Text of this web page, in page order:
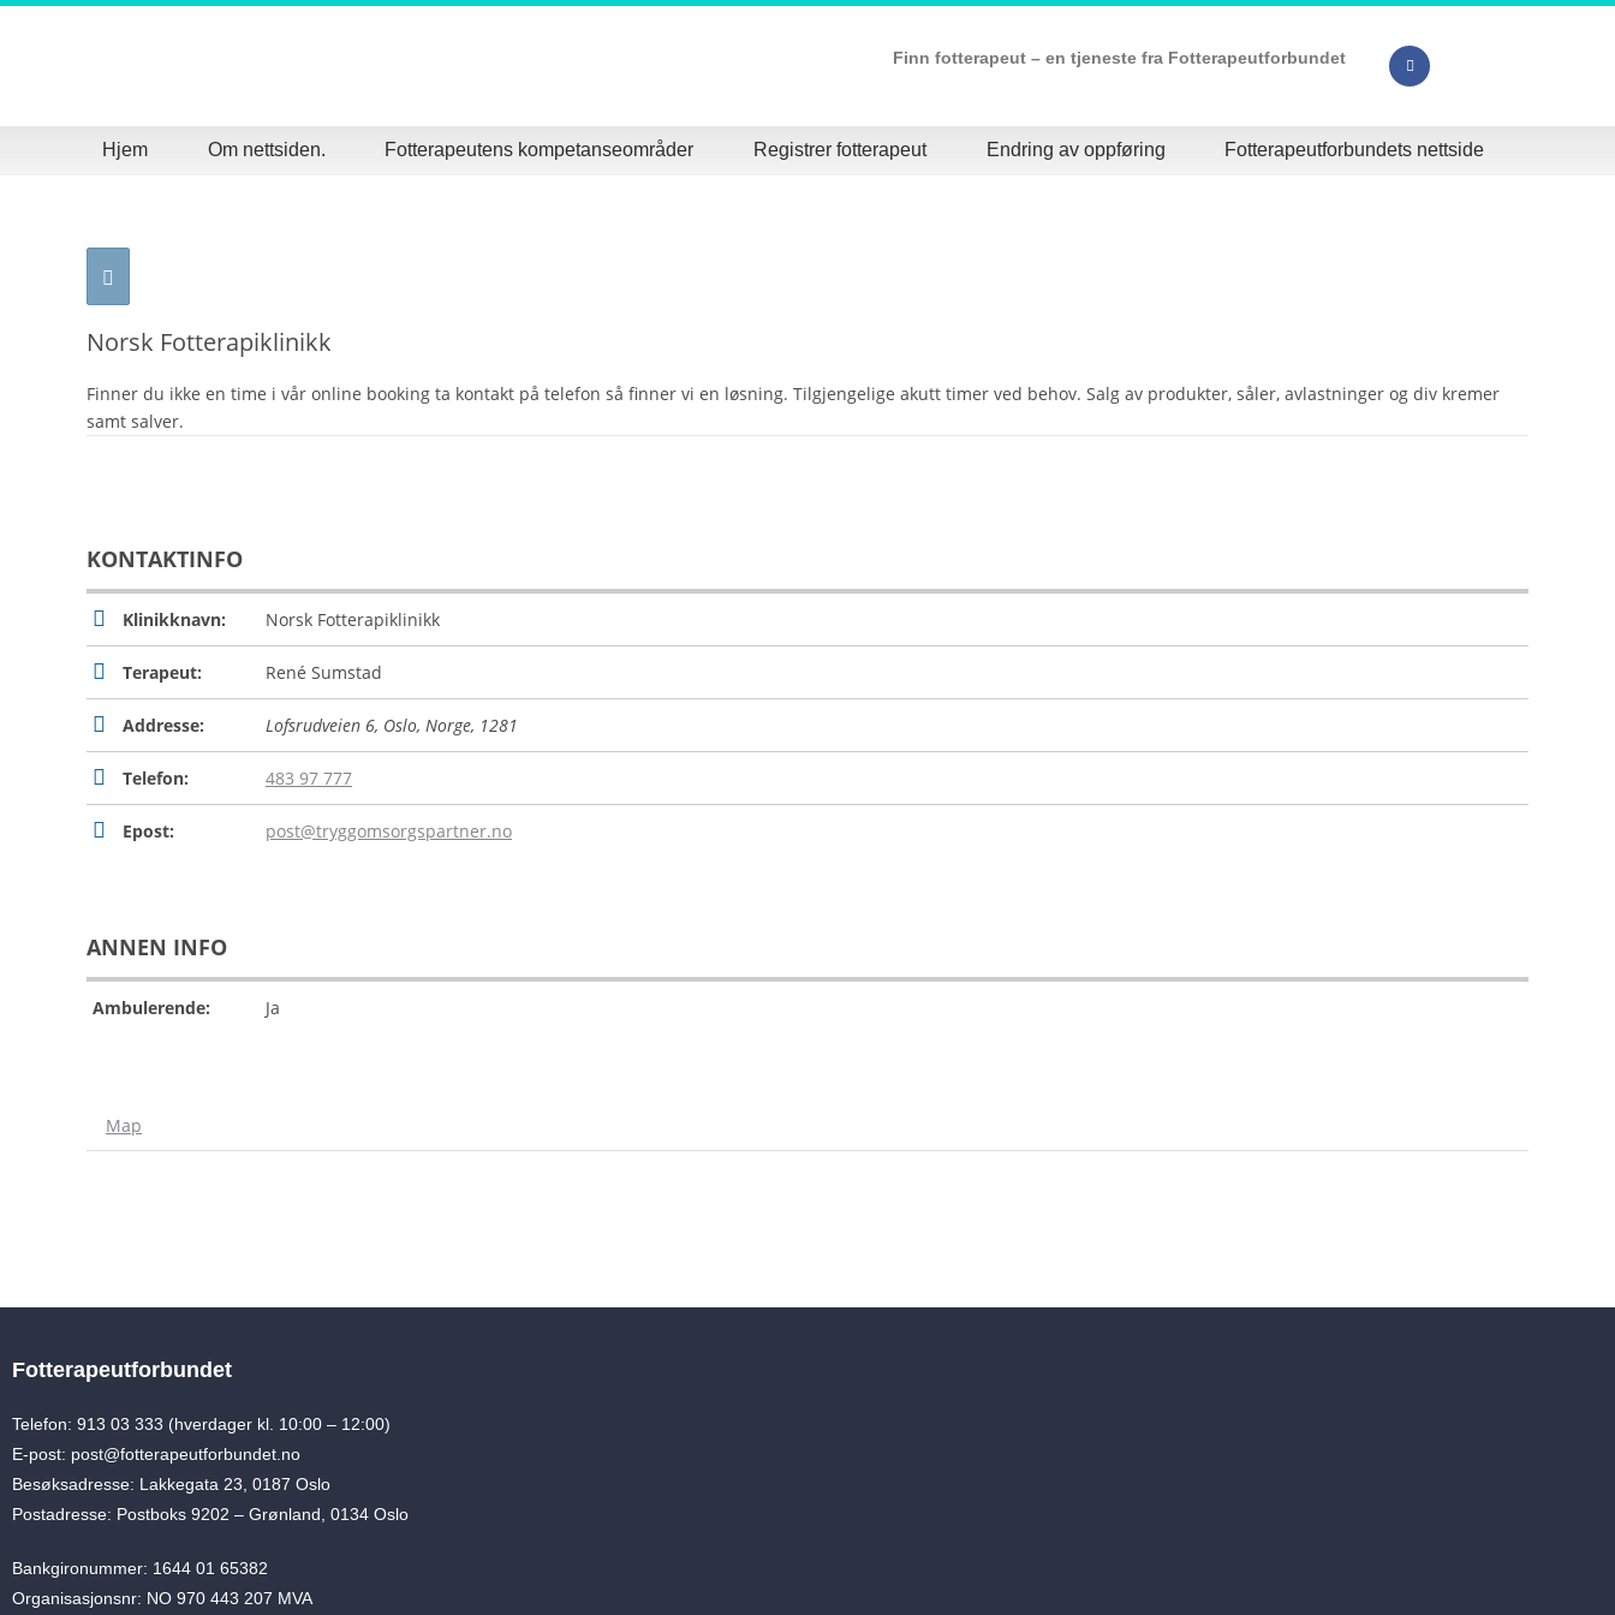
Finn fotterapeut – en tjeneste fra Fotterapeutforbundet
Hjem Om nettsiden. Fotterapeutens kompetanseområder Registrer fotterapeut Endring av oppføring Fotterapeutforbundets nettside
Norsk Fotterapiklinikk
Finner du ikke en time i vår online booking ta kontakt på telefon så finner vi en løsning. Tilgjengelige akutt timer ved behov. Salg av produkter, såler, avlastninger og div kremer
samt salver.
KONTAKTINFO
Klinikknavn: Norsk Fotterapiklinikk
Terapeut: René Sumstad
Addresse: Lofsrudveien 6, Oslo, Norge, 1281
Telefon: 483 97 777
Epost: post@tryggomsorgspartner.no
ANNEN INFO
Ambulerende: Ja
Map
Fotterapeutforbundet
Telefon: 913 03 333 (hverdager kl. 10:00 – 12:00)
E-post: post@fotterapeutforbundet.no
Besøksadresse: Lakkegata 23, 0187 Oslo
Postadresse: Postboks 9202 – Grønland, 0134 Oslo
Bankgironummer: 1644 01 65382
Organisasjonsnr: NO 970 443 207 MVA